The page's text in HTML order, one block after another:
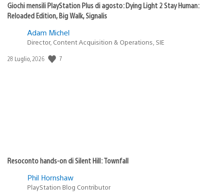
Giochi mensili PlayStation Plus di agosto: Dying Light 2 Stay Human:
Reloaded Edition, Big Walk, Signalis
Adam Michel
Director, Content Acquisition & Operations, SIE
Data
28 Luglio, 2026 7
Resoconto hands-on di Silent Hill: Townfall
Phil Hornshaw
PlayStation Blog Contributor